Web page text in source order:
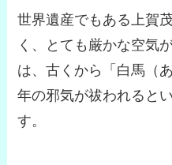
世界遺産でもある上賀
く、とても厳かな空気
は、古くから「白馬（
年の邪気が祓われると
す。